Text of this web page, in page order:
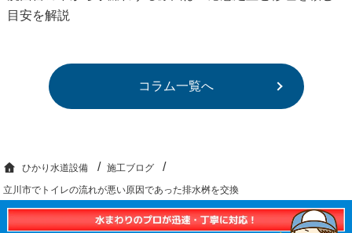
目安を解説
コラム一覧へ
ひかり水道設備
施工ブログ
立川市でトイレの流れが悪い原因であった排水桝を交換